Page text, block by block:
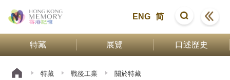
ENG 简
特藏 展覽 口述歷史
特藏 戰後工業 關於特藏